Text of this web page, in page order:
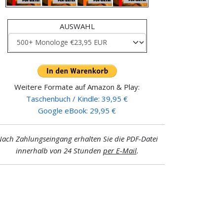
AUSWAHL
Weitere Formate auf Amazon & Play:
Taschenbuch / Kindle: 39,95 €
Google eBook: 29,95 €
Zahlungseingang erhalten Sie die PDF-Datei
innerhalb von 24 Stunden per E-Mail.